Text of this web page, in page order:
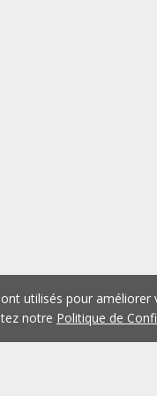
utilisés pour
notre Politique de